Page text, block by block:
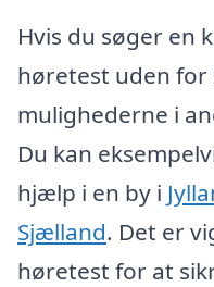
Hvis du søger en
høretest uden for
mulighederne i
Du kan
hjælp i en by i
Sjælland. Det er
høretest for at